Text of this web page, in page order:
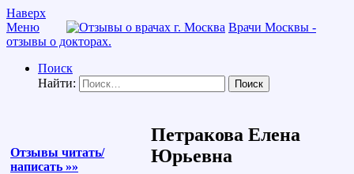
Наверх
Меню
Врачи Москвы -
отзывы о докторах.
Поиск
Найти:
Отзывы читать/
написать »»
Петракова Елена
Юрьевна